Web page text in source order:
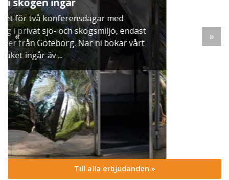
När vintern lägger sig över Mälaren dukar vi upp
ett klassiskt svenskt julbord i Skyttegården. Här
möts ni av doften av gran, ljus som brinner stilla
och smaker ...
« »
Till alla erbjudanden »